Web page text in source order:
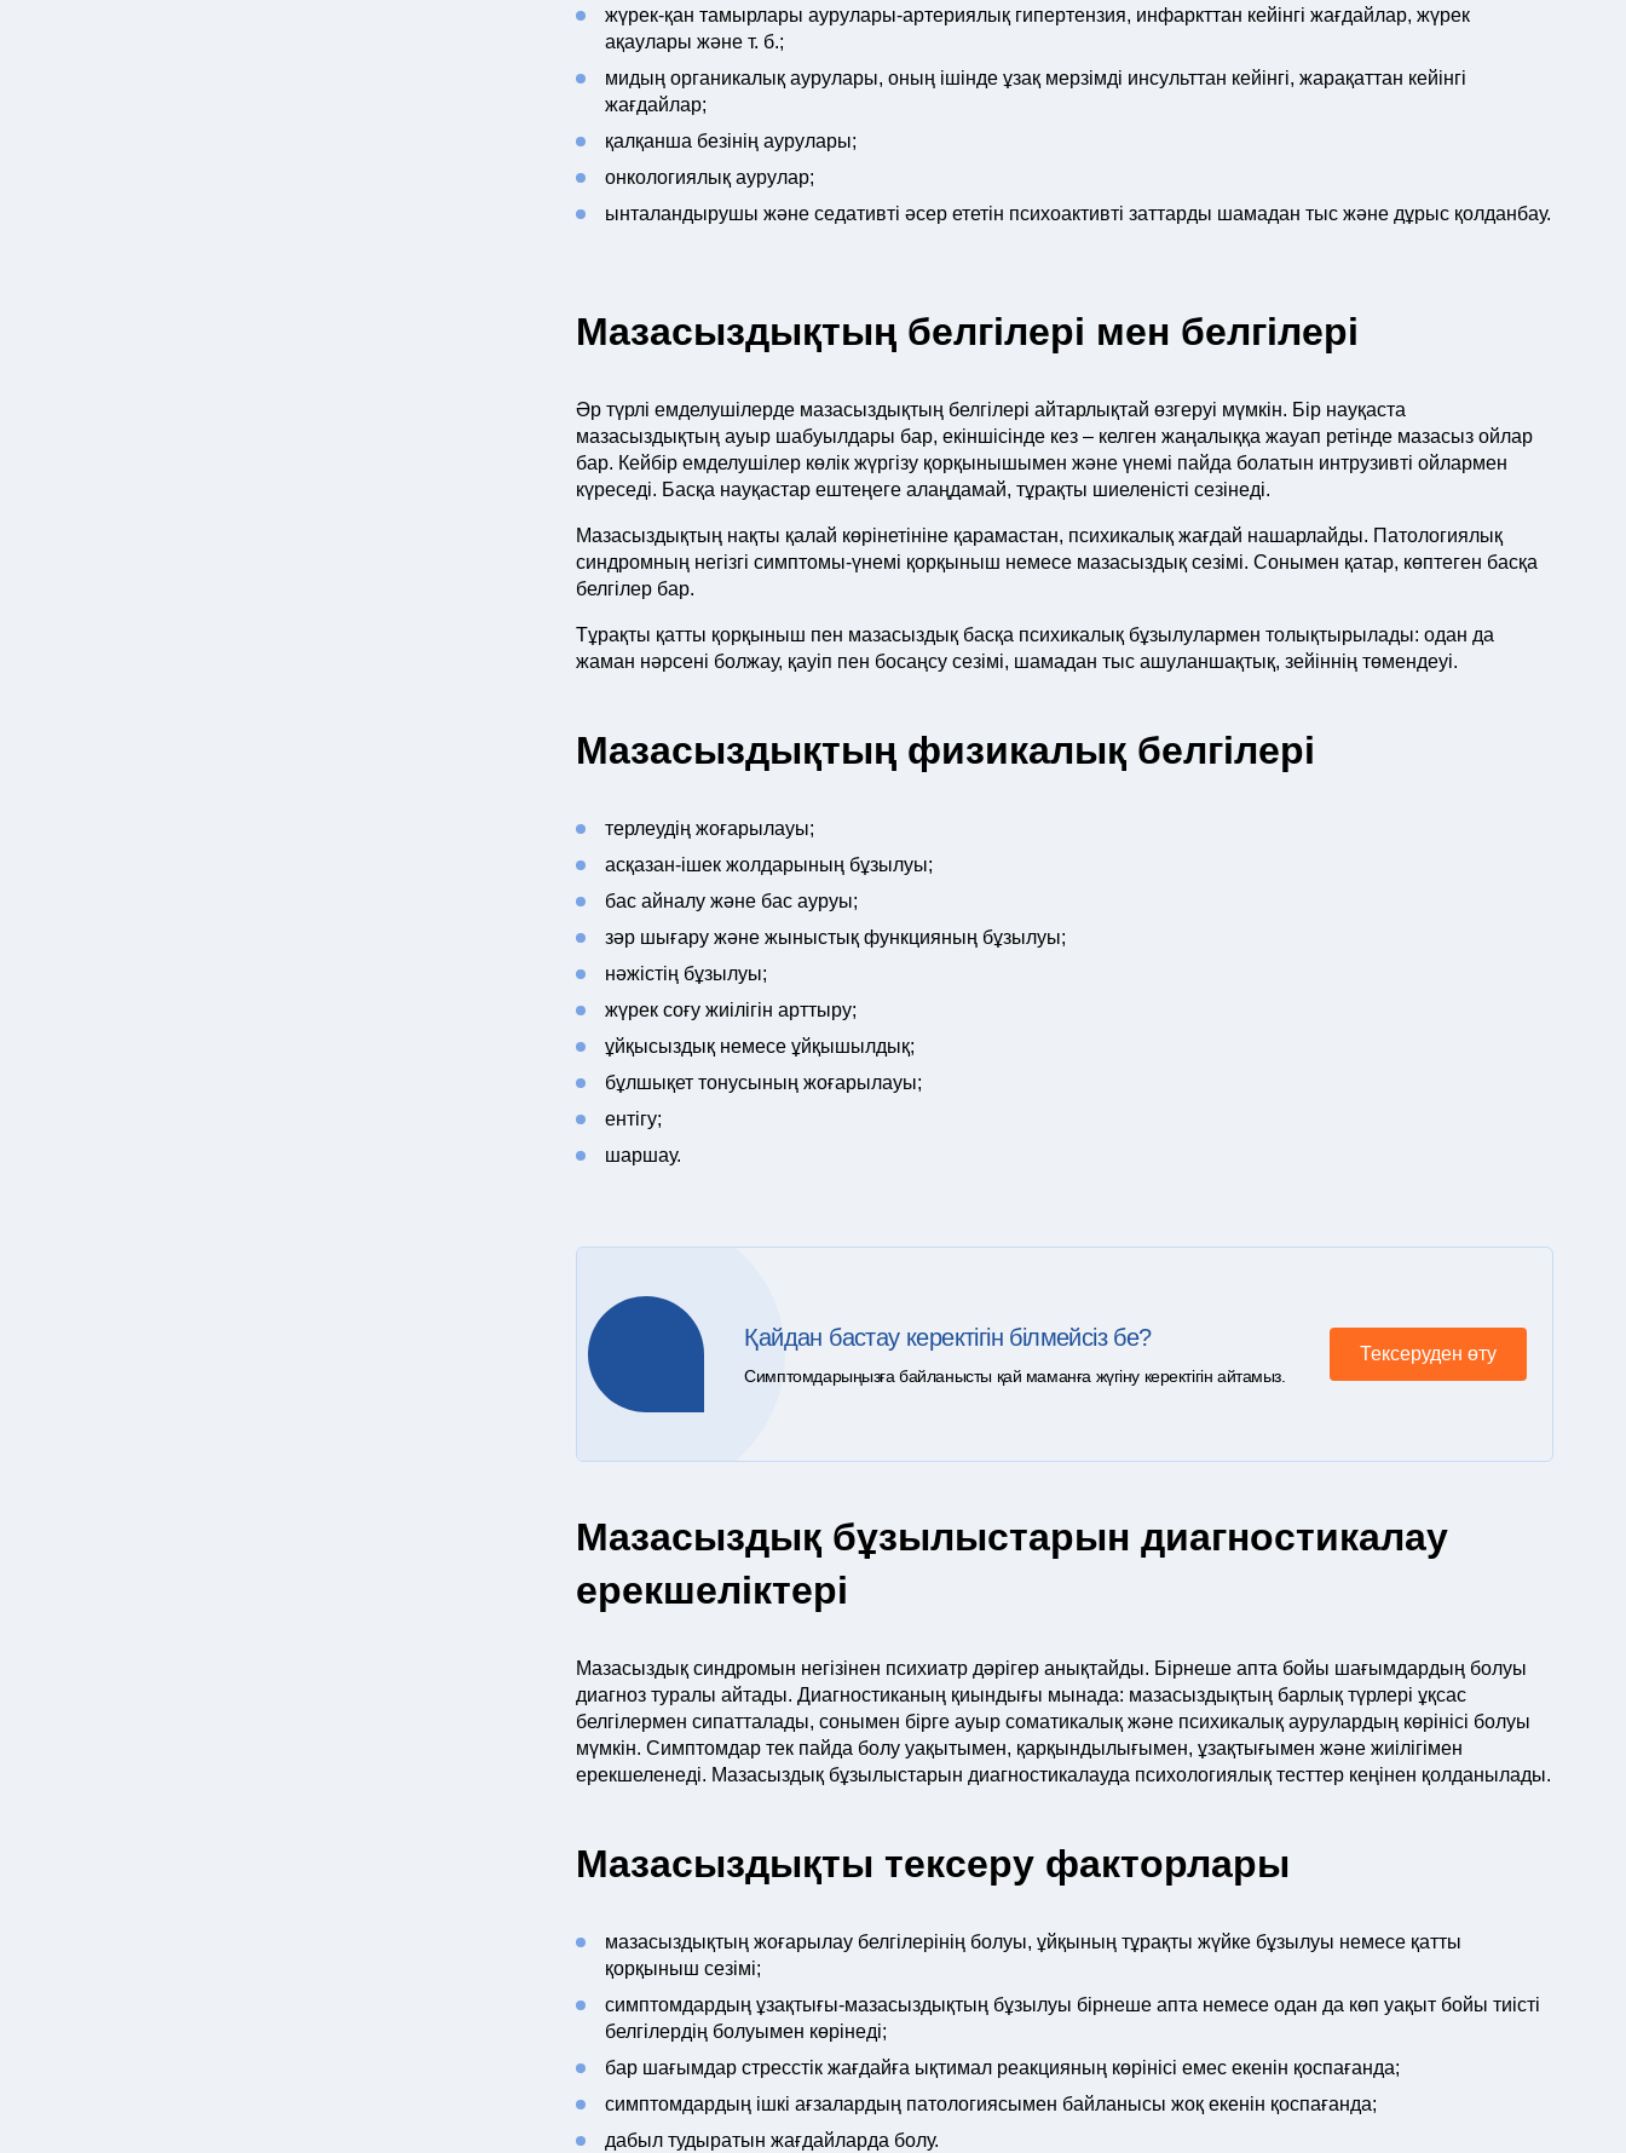
жүрек-қан тамырлары аурулары-артериялық гипертензия, инфаркттан кейінгі жағдайлар, жүрек
ақаулары және т. б.;
мидың органикалық аурулары, оның ішінде ұзақ мерзімді инсульттан кейінгі, жарақаттан кейінгі
жағдайлар;
қалқанша безінің аурулары;
онкологиялық аурулар;
ынталандырушы және седативті әсер ететін психоактивті заттарды шамадан тыс және дұрыс қолданбау.
Мазасыздықтың белгілері мен белгілері
Әр түрлі емделушілерде мазасыздықтың белгілері айтарлықтай өзгеруі мүмкін. Бір науқаста
мазасыздықтың ауыр шабуылдары бар, екіншісінде кез – келген жаңалыққа жауап ретінде мазасыз ойлар
бар. Кейбір емделушілер көлік жүргізу қорқынышымен және үнемі пайда болатын интрузивті ойлармен
күреседі. Басқа науқастар ештеңеге алаңдамай, тұрақты шиеленісті сезінеді.
Мазасыздықтың нақты қалай көрінетініне қарамастан, психикалық жағдай нашарлайды. Патологиялық
синдромның негізгі симптомы-үнемі қорқыныш немесе мазасыздық сезімі. Сонымен қатар, көптеген басқа
белгілер бар.
Тұрақты қатты қорқыныш пен мазасыздық басқа психикалық бұзылулармен толықтырылады: одан да
жаман нәрсені болжау, қауіп пен босаңсу сезімі, шамадан тыс ашуланшақтық, зейіннің төмендеуі.
Мазасыздықтың физикалық белгілері
терлеудің жоғарылауы;
асқазан-ішек жолдарының бұзылуы;
бас айналу және бас ауруы;
зәр шығару және жыныстық функцияның бұзылуы;
нәжістің бұзылуы;
жүрек соғу жиілігін арттыру;
ұйқысыздық немесе ұйқышылдық;
бұлшықет тонусының жоғарылауы;
ентігу;
шаршау.
Қайдан бастау керектігін білмейсіз бе?
Симптомдарыңызға байланысты қай маманға жүгіну керектігін айтамыз.
Тексеруден өту
Мазасыздық бұзылыстарын диагностикалау
ерекшеліктері
Мазасыздық синдромын негізінен психиатр дәрігер анықтайды. Бірнеше апта бойы шағымдардың болуы
диагноз туралы айтады. Диагностиканың қиындығы мынада: мазасыздықтың барлық түрлері ұқсас
белгілермен сипатталады, сонымен бірге ауыр соматикалық және психикалық аурулардың көрінісі болуы
мүмкін. Симптомдар тек пайда болу уақытымен, қарқындылығымен, ұзақтығымен және жиілігімен
ерекшеленеді. Мазасыздық бұзылыстарын диагностикалауда психологиялық тесттер кеңінен қолданылады.
Мазасыздықты тексеру факторлары
мазасыздықтың жоғарылау белгілерінің болуы, ұйқының тұрақты жүйке бұзылуы немесе қатты
қорқыныш сезімі;
симптомдардың ұзақтығы-мазасыздықтың бұзылуы бірнеше апта немесе одан да көп уақыт бойы тиісті
белгілердің болуымен көрінеді;
бар шағымдар стресстік жағдайға ықтимал реакцияның көрінісі емес екенін қоспағанда;
симптомдардың ішкі ағзалардың патологиясымен байланысы жоқ екенін қоспағанда;
дабыл тудыратын жағдайларда болу.